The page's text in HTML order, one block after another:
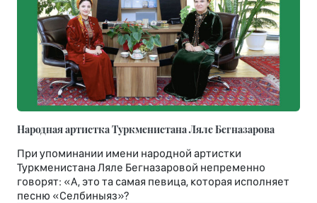
Народная артистка Туркменистана Ляле Бегназарова
При упоминании имени народной артистки
Туркменистана Ляле Бегназаровой непременно
говорят: «А, это та самая певица, которая исполняет
песню «Селбиныяз»?